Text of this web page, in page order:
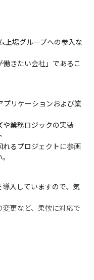
上場グループへの参入な
きたい会社」であるこ
プリケーションおよび業
や業務ロジックの実装
るプロジェクトに参画
入していますので、気
更など、柔軟に対応で
。